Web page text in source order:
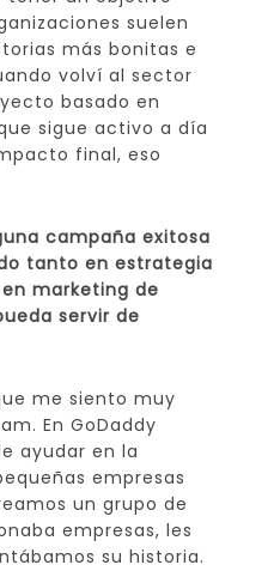
suelen
más bonitas e
volví al sector
basado en
sigue activo a día
final, eso
campaña exitosa
tanto en estrategia
marketing de
servir de
me siento muy
En GoDaddy
ayudar en la
empresas
un grupo de
empresas, les
su historia.